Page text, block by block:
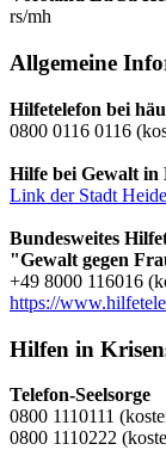
rs/mh
Allgemeine
Hilfetelefon bei
0800 0116 0116
Hilfe bei Gewalt in
Link der Stadt
Bundesweites
"Gewalt gegen
+49 8000 116016
https://
Hilfen in
Telefon-Seelsorge
0800 1110111
0800 1110222